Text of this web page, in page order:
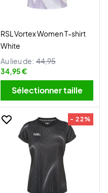
RSL Vortex Women T-shirt
White
Au lieu de: 44,95
34,95 €
Sélectionner taille
- 22%